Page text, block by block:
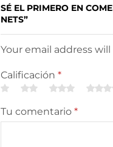
SÉ EL PRIMERO EN
NETS”
Your email address
Calificación *
Tu comentario *